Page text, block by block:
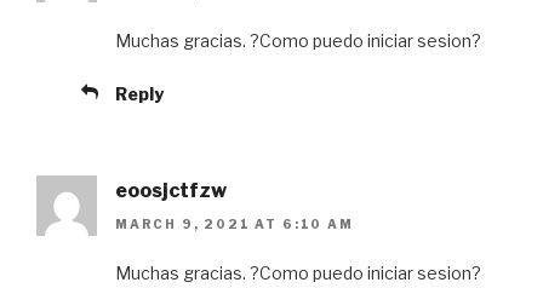
Muchas gracias. ?Como puedo iniciar sesion?
Reply
eoosjctfzw
MARCH 9, 2021 AT 6:10 AM
Muchas gracias. ?Como puedo iniciar sesion?